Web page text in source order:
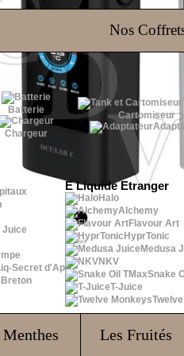
Nos
Batterie
Chargeur
Cartomiseur
Juice
Secret d'Ap
Breton
E Liquide Etranger
Halo
Alchemy
Flavour Art
HyprTonic
Medusa
NKV
Snake
T-Juice
Les Fruités